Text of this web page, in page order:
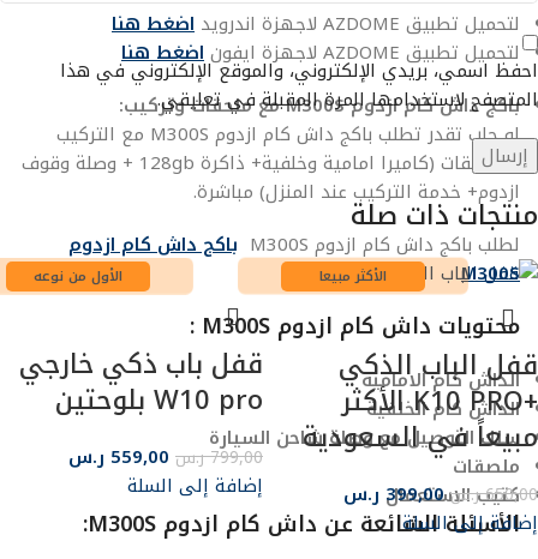
لتحميل تطبيق AZDOME لاجهزة اندرويد
اضغط هنا
لتحميل تطبيق AZDOME لاجهزة ايفون
اضغط هنا
باكج داش كام ازدومM300Sمع ملحقات وتركيب:
لو حاب تقدر تطلب باكج داش كام ازدوم M300S مع التركيب
والمحلقات (كاميرا امامية وخلفية+ ذاكرة 128gb + وصلة وقوف
ازدوم+ خدمة التركيب عند المنزل) مباشرة.
لطلب باكج داش كام ازدوم M300S
باكج داش كامازدوم
M300S
محتويات داش كام ازدوم M300S :
الداش كام الامامية
الداش كام الخلفية
سلك التوصيل مع وصلة شاحن السيارة
ملصقات
كتيب الاستعمال
الأسئلة الشائعة عن داش كام ازدوم M300S:
احفظ اسمي، بريدي الإلكتروني، والموقع الإلكتروني في هذا
المتصفح لاستخدامها المرة المقبلة في تعليقي.
منتجات ذات صلة
قفل الباب الذكي
+K10 PRO الأكثر
مبيعاً في السعودية
650,00 ر.س 399,00 ر.س
إضافة إلى السلة
الأكثر مبيعا
قفل باب ذكي خارجي
W10 pro بلوحتين
799,00 ر.س 559,00 ر.س
إضافة إلى السلة
الأول من نوعه